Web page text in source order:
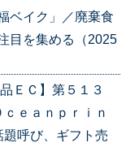
ベイク」／廃棄食
目を集める（2025
ＥＣ】第５１３
ｅａｎｐｒｉｎ
呼び、ギフト売